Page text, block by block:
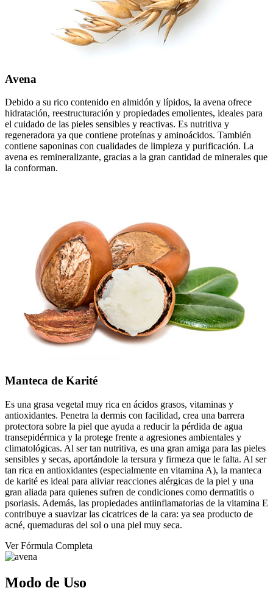
Avena
Debido a su rico contenido en almidón y lípidos, la avena ofrece
hidratación, reestructuración y propiedades emolientes, ideales para
el cuidado de las pieles sensibles y reactivas. Es nutritiva y
regeneradora ya que contiene proteínas y aminoácidos. También
contiene saponinas con cualidades de limpieza y purificación. La
avena es remineralizante, gracias a la gran cantidad de minerales que
la conforman.
Manteca de Karité
Es una grasa vegetal muy rica en ácidos grasos, vitaminas y
antioxidantes. Penetra la dermis con facilidad, crea una barrera
protectora sobre la piel que ayuda a reducir la pérdida de agua
transepidérmica y la protege frente a agresiones ambientales y
climatológicas. Al ser tan nutritiva, es una gran amiga para las pieles
sensibles y secas, aportándole la tersura y firmeza que le falta. Al ser
tan rica en antioxidantes (especialmente en vitamina A), la manteca
de karité es ideal para aliviar reacciones alérgicas de la piel y una
gran aliada para quienes sufren de condiciones como dermatitis o
psoriasis. Además, las propiedades antiinflamatorias de la vitamina E
contribuye a suavizar las cicatrices de la cara: ya sea producto de
acné, quemaduras del sol o una piel muy seca.
Ver Fórmula Completa
Modo de Uso